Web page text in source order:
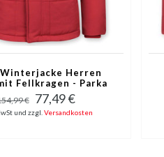
Winterjacke Herren
Fellkragen - Parka
Karo - Rot
€ 77,49 €
und zzgl.Versandkosten